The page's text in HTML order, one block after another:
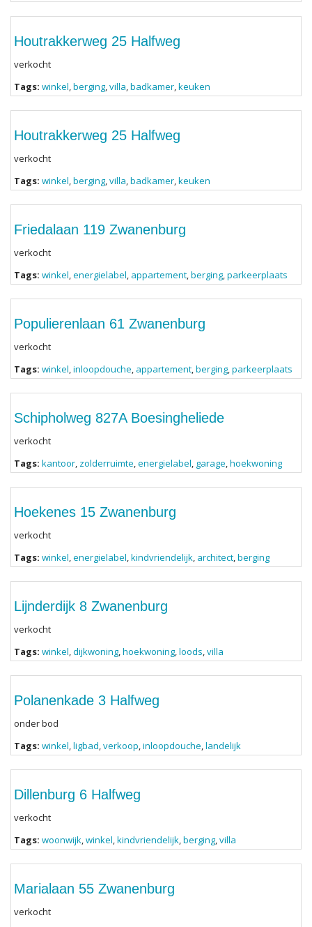
Houtrakkerweg 25 Halfweg
verkocht
Tags: winkel,berging,villa,badkamer,keuken
Houtrakkerweg 25 Halfweg
verkocht
Tags: winkel,berging,villa,badkamer,keuken
Friedalaan 119 Zwanenburg
verkocht
Tags: winkel,energielabel, appartement,berging,parkeerplaats
Populierenlaan 61 Zwanenburg
verkocht
Tags: winkel,inloopdouche, appartement,berging,parkeerplaats
Schipholweg 827A Boesingheliede
verkocht
Tags: kantoor, zolderruimte,energielabel, garage,hoekwoning
Hoekenes 15 Zwanenburg
verkocht
Tags: winkel,energielabel,kindvriendelijk, architect,berging
Lijnderdijk 8 Zwanenburg
verkocht
Tags: winkel,dijkwoning,hoekwoning,loods,villa
Polanenkade 3 Halfweg
onder bod
Tags: winkel,ligbad,verkoop,inloopdouche,landelijk
Dillenburg 6 Halfweg
verkocht
Tags: woonwijk,winkel,kindvriendelijk,berging,villa
Marialaan 55 Zwanenburg
verkocht